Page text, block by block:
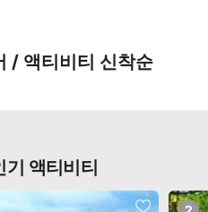
/ 액티비티 신착순
기 액티비티